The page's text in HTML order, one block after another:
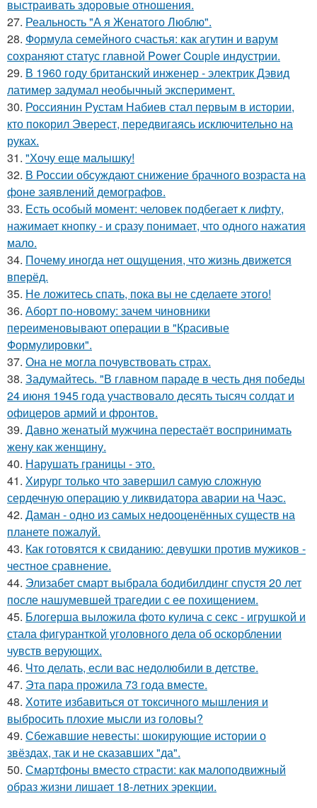
выстраивать здоровые отношения.
27. Реальность "А я Женатого Люблю".
28. Формула семейного счастья: как агутин и варум
сохраняют статус главной Power Couple индустрии.
29. В 1960 году британский инженер - электрик Дэвид
латимер задумал необычный эксперимент.
30. Россиянин Рустам Набиев стал первым в истории,
кто покорил Эверест, передвигаясь исключительно на
руках.
31. "Хочу еще малышку!
32. В России обсуждают снижение брачного возраста на
фоне заявлений демографов.
33. Есть особый момент: человек подбегает к лифту,
нажимает кнопку - и сразу понимает, что одного нажатия
мало.
34. Почему иногда нет ощущения, что жизнь движется
вперёд.
35. Не ложитесь спать, пока вы не сделаете этого!
36. Аборт по-новому: зачем чиновники
переименовывают операции в "Красивые
Формулировки".
37. Она не могла почувствовать страх.
38. Задумайтесь. "В главном параде в честь дня победы
24 июня 1945 года участвовало десять тысяч солдат и
офицеров армий и фронтов.
39. Давно женатый мужчина перестаёт воспринимать
жену как женщину.
40. Нарушать границы - это.
41. Хирург только что завершил самую сложную
сердечную операцию у ликвидатора аварии на Чаэс.
42. Даман - одно из самых недооценённых существ на
планете пожалуй.
43. Как готовятся к свиданию: девушки против мужиков -
честное сравнение.
44. Элизабет смарт выбрала бодибилдинг спустя 20 лет
после нашумевшей трагедии с ее похищением.
45. Блогерша выложила фото кулича с секс - игрушкой и
стала фигуранткой уголовного дела об оскорблении
чувств верующих.
46. Что делать, если вас недолюбили в детстве.
47. Эта пара прожила 73 года вместе.
48. Хотите избавиться от токсичного мышления и
выбросить плохие мысли из головы?
49. Сбежавшие невесты: шокирующие истории о
звёздах, так и не сказавших "да".
50. Смартфоны вместо страсти: как малоподвижный
образ жизни лишает 18-летних эрекции.